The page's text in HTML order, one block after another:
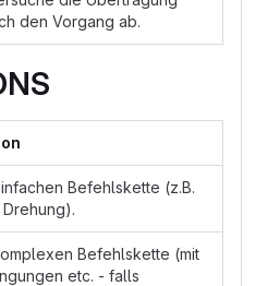
den Vorgang ab.
Befehlskette (z.B.
Befehlskette (mit
etc. - falls